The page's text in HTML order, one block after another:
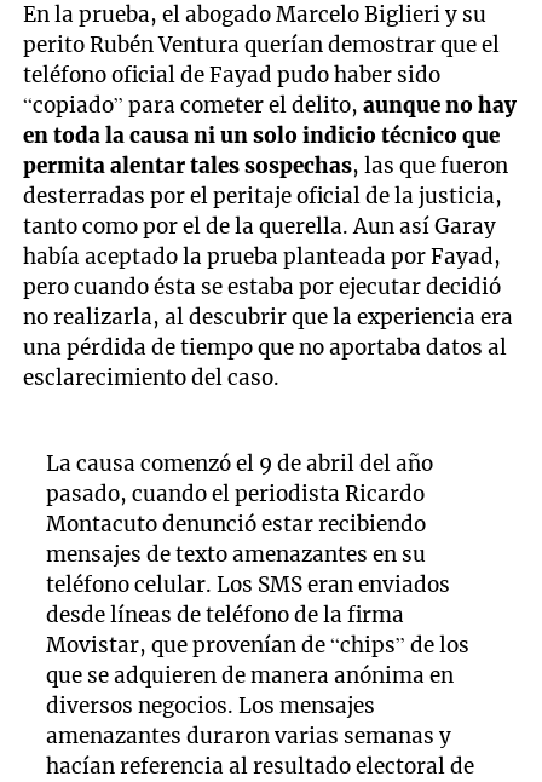
En la prueba, el abogado Marcelo Biglieri y su
perito Rubén Ventura querían demostrar que el
teléfono oficial de Fayad pudo haber sido
“copiado” para cometer el delito,aunque no hay
en toda la causa ni un solo indicio técnico que
permita alentar tales sospechas, las que fueron
desterradas por el peritaje oficial de la justicia,
tanto como por el de la querella. Aun así Garay
había aceptado la prueba planteada por Fayad,
pero cuando ésta se estaba por ejecutar decidió
no realizarla, al descubrir que la experiencia era
una pérdida de tiempo que no aportaba datos al
esclarecimiento del caso.
La causa comenzó el 9 de abril del año
pasado, cuando el periodista Ricardo
Montacuto denunció estar recibiendo
mensajes de texto amenazantes en su
teléfono celular. Los SMS eran enviados
desde líneas de teléfono de la firma
Movistar, que provenían de “chips” de los
que se adquieren de manera anónima en
diversos negocios. Los mensajes
amenazantes duraron varias semanas y
hacían referencia al resultado electoral de